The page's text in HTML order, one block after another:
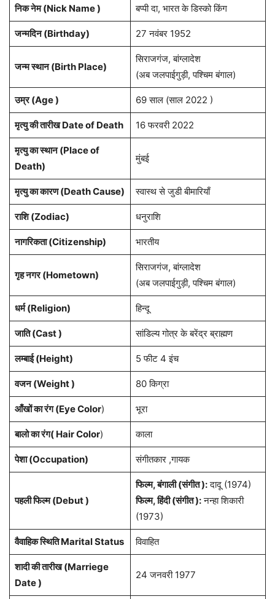
निक नेम (Nick Name ) बप्पी दा, भारत के डिस्को किंग
जन्मदिन (Birthday) 27 नवंबर 1952
जन्म स्थान (Birth Place)
सिराजगंज, बांग्लादेश
(अब जलपाईगुड़ी, पश्चिम बंगाल)
उम्र (Age ) 69 साल (साल 2022 )
मृत्यु की तारीख Date of Death 16 फरवरी 2022
मृत्यु का स्थान (Place of
Death)
मुंबई
मृत्यु का कारण (Death Cause) स्वास्थ से जुडी बीमारियाँ
राशि(Zodiac) धनुराशि
नागरिकता(Citizenship) भारतीय
गृह नगर(Hometown)
सिराजगंज, बांग्लादेश
(अब जलपाईगुड़ी, पश्चिम बंगाल)
धर्म (Religion) हिन्दू
जाति (Cast ) सांडिल्य गोत्र के बरेंद्र ब्राह्मण
लम्बाई (Height) 5 फीट 4 इंच
वजन (Weight ) 80 किग्रा
आँखों का रंग (Eye Color) भूरा
बालो का रंग( Hair Color) काला
पेशा(Occupation) संगीतकार ,गायक
पहली फिल्म (Debut )
फिल्म, बंगाली (संगीत ):दादू (1974)
फिल्म, हिंदी (संगीत ):नन्हा शिकारी
(1973)
वैवाहिक स्थिति Marital Status विवाहित
शादी की तारीख (Marriege
Date )
24 जनवरी 1977